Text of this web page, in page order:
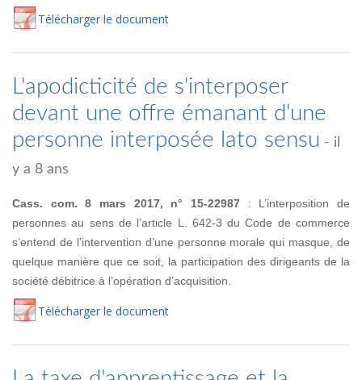
Télécharger le document
L'apodicticité de s'interposer
devant une offre émanant d'une
personne interposée lato sensu - il
y a 8 ans
Cass. com. 8 mars 2017, n° 15-22987 : L’interposition de
personnes au sens de l’article L. 642-3 du Code de commerce
s’entend de l’intervention d’une personne morale qui masque, de
quelque manière que ce soit, la participation des dirigeants de la
société débitrice à l’opération d’acquisition.
Télécharger le document